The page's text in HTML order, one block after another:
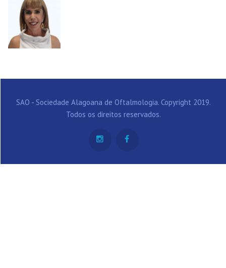
SAO - Sociedade Alagoana de Oftalmologia. Copyright 2019.
Todos os direitos reservados.